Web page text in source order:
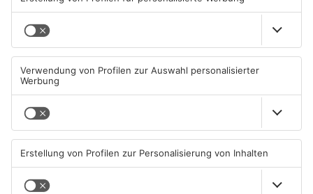
Schwimmbäder im
Primaveraland weisen teils
erhebliche Mängel auf
06.08.2026, 06:37 UHR IN
PRIMAVERALAND
weiterhin sehr hoch
06.08.2026, 06:34 UHR IN
PRIMAVERALAND